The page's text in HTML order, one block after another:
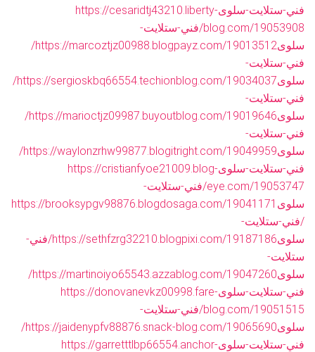
فني-ستلايت-سلوىhttps://cesaridtj43210.liberty-
blog.com/19053908/فني-ستلايت-
سلوى
https://marcoztjz00988.blogpayz.com/19013512/
فني-ستلايت-
سلوى
https://sergioskbq66554.techionblog.com/19034037/
فني-ستلايت-
سلوى
https://marioctjz09987.buyoutblog.com/19019646/
فني-ستلايت-
سلوى
https://waylonzrhw99877.blogitright.com/19049959/
فني-ستلايت-سلوىhttps://cristianfyoe21009.blog-
eye.com/19053747/فني-ستلايت-
سلوى https://brooksypgv98876.blogdosaga.com/19041171
/فني-ستلايت-
سلوى
https://sethfzrg32210.blogpixi.com/19187186/فني-
ستلايت-
سلوى
https://martinoiyo65543.azzablog.com/19047260/
فني-ستلايت-سلوىhttps://donovanevkz00998.fare-
blog.com/19051515/فني-ستلايت-
سلوى
https://jaidenypfv88876.snack-blog.com/19065690/
فني-ستلايت-سلوىhttps://garretttlbp66554.anchor-